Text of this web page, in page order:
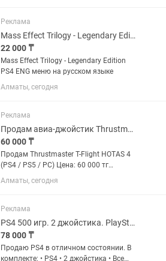
Реклама
Mass Effect Trilogy - Legendary Edition PS4 ENG
22 000 ₸
Mass Effect Trilogy - Legendary Edition
PS4 ENG меню на русском языке
Алматы, сегодня
Реклама
Продам авиа-джойстик Thrustmaster T-Flight HOTAS 4 для ps4, pc.
60 000 ₸
Продам Thrustmaster T-Flight HOTAS 4
(PS4 / PS5 / PC) Цена: 60 000 тг
(небольшой торг). Продаю
практически новый Thrustmaster T-
но понял, что авиасимуляторы —...
Алматы, сегодня
Реклама
PS4 500 игр. 2 джойстика. PlayStation 4. PS4. ПС4. Приставка. Плейстейшен 4
78 000 ₸
Продаю PS4 в отличном состоянии. В
комплекте: • PS4 • 2 джойстика • Все